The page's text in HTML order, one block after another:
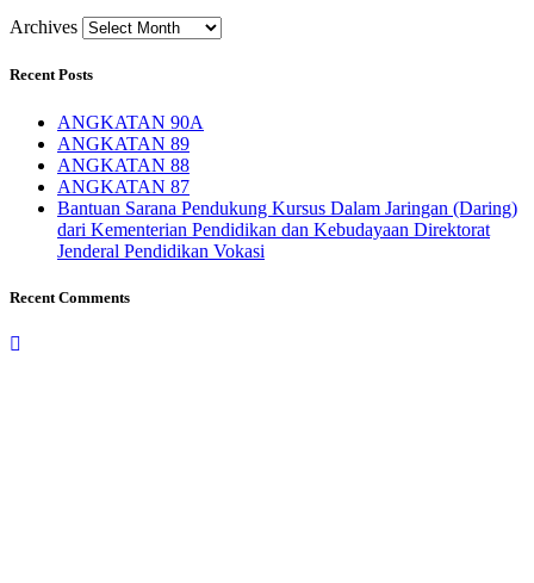
Archives
Recent Posts
ANGKATAN 90A
ANGKATAN 89
ANGKATAN 88
ANGKATAN 87
Bantuan Sarana Pendukung Kursus Dalam Jaringan (Daring)
dari Kementerian Pendidikan dan Kebudayaan Direktorat
Jenderal Pendidikan Vokasi
Recent Comments